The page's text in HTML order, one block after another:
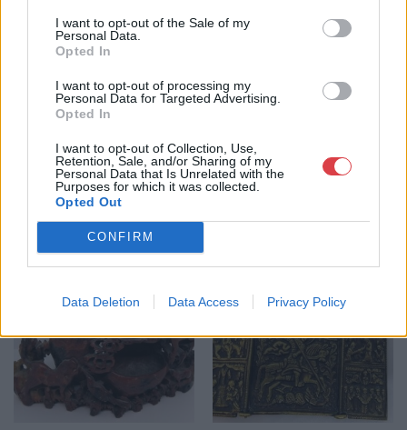
I want to opt-out of the Sale of my
Personal Data.
Opted In
I want to opt-out of processing my
Personal Data for Targeted Advertising.
Opted In
I want to opt-out of Collection, Use,
Retention, Sale, and/or Sharing of my
Personal Data that Is Unrelated with the
Purposes for which it was collected.
Opted Out
CONFIRM
Data Deletion Data Access Privacy Policy
GALÉRIA TOVÁBBI MŰTÁRGYAI
KAPCSOLÓDÓ MŰTÁRGYAK